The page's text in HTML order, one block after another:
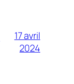
17 avril
2024